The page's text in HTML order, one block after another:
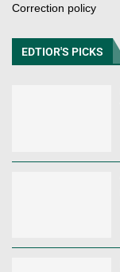
Correction policy
EDTIOR'S PICKS